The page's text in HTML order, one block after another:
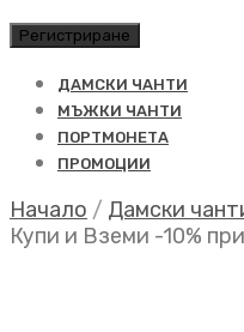
Регистриране
ДАМСКИ ЧАНТИ
МЪЖКИ ЧАНТИ
ПОРТМОНЕТА
ПРОМОЦИИ
Начало / Дамски
Купи и Вземи -10%